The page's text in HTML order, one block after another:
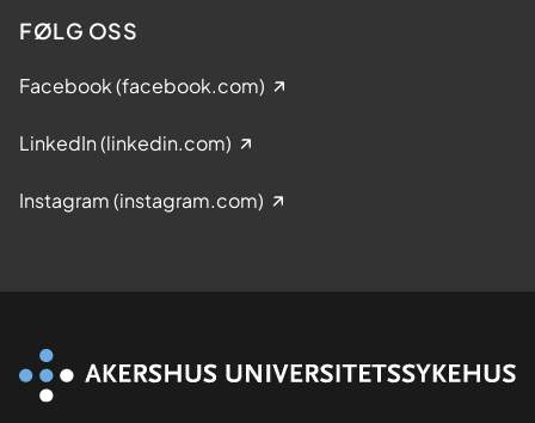
FØLG OSS
Facebook (facebook.com)
LinkedIn (linkedin.com)
Instagram (instagram.com)